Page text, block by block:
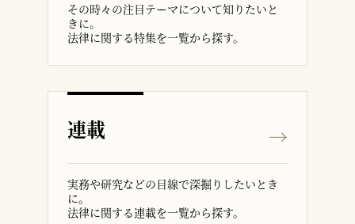
その時々の注目テーマについて知りたいと
きに。
法律に関する特集を一覧から探す。
連載
実務や研究などの目線で深掘りしたいとき
に。
法律に関する連載を一覧から探す。